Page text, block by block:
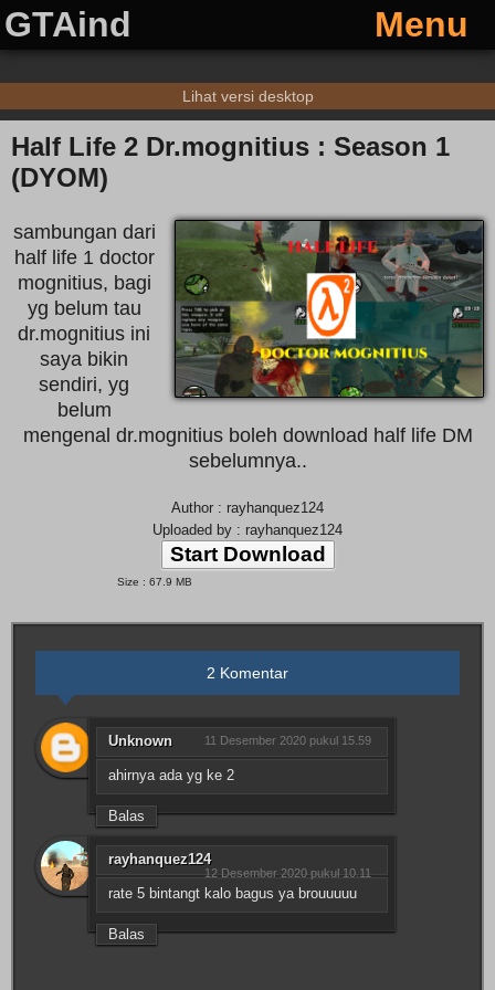
GTAind Menu
Lihat versi desktop
Half Life 2 Dr.mognitius : Season 1
(DYOM)
sambungan dari
half life 1 doctor
mognitius, bagi
yg belum tau
dr.mognitius ini
saya bikin
sendiri, yg
belum
mengenal dr.mognitius boleh download half life DM
sebelumnya..
Author : rayhanquez124
Uploaded by : rayhanquez124
Start Download
Size : 67.9 MB
2 Komentar
Unknown 11 Desember 2020 pukul 15.59
ahirnya ada yg ke 2
Balas
rayhanquez124
12 Desember 2020 pukul 10.11
rate 5 bintangt kalo bagus ya brouuuuu
Balas